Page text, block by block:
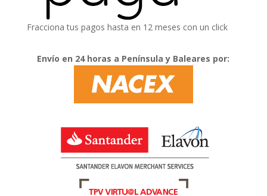
Fracciona tus pagos hasta en 12 meses con un click
Envío en 24 horas a Península y Baleares por: